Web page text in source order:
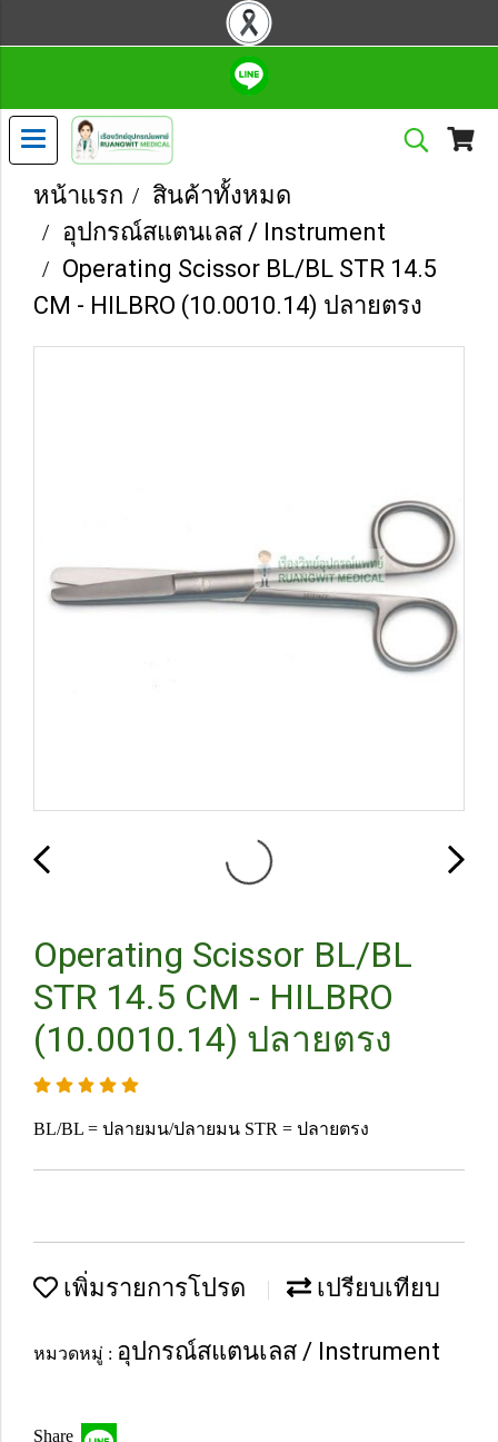
หน้าแรก
สินค้าทั้งหมด
อุปกรณ์สแตนเลส / Instrument
Operating Scissor BL/BL STR 14.5
CM - HILBRO (10.0010.14) ปลายตรง
Operating Scissor BL/BL
STR 14.5 CM - HILBRO
(10.0010.14) ปลายตรง
BL/BL = ปลายมน/ปลายมน STR = ปลายตรง
เพิ่มรายการโปรด เปรียบเทียบ
หมวดหมู่ : อุปกรณ์สแตนเลส / Instrument
Share